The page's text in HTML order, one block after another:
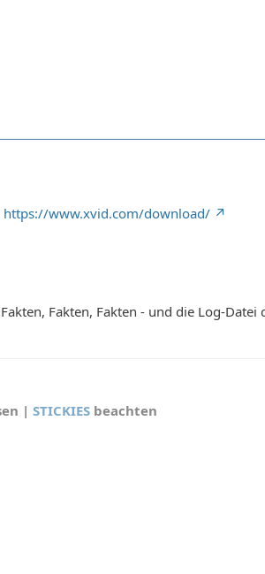
https://www.xvid.com/download/
Fakten, Fakten - und die Log-Datei
| STICKIES beachten